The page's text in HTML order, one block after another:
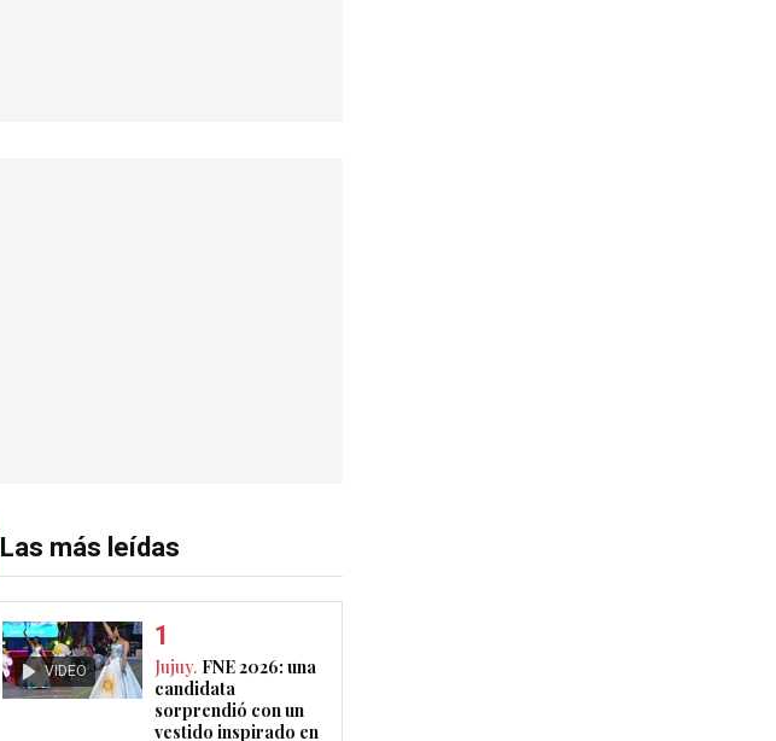
Las más leídas
VIDEO Jujuy. FNE 2026: una
candidata
sorprendió con un
vestido inspirado en